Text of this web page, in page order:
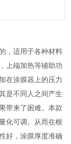
，适用于各种材料
上端加热等辅助功
在涂膜器上的压力
是不同人之间产生
带来了困难。本款
化可调。从而在根
好，涂膜厚度准确